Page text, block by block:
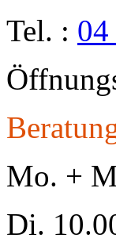
Tel. :
Mo. +
Di.